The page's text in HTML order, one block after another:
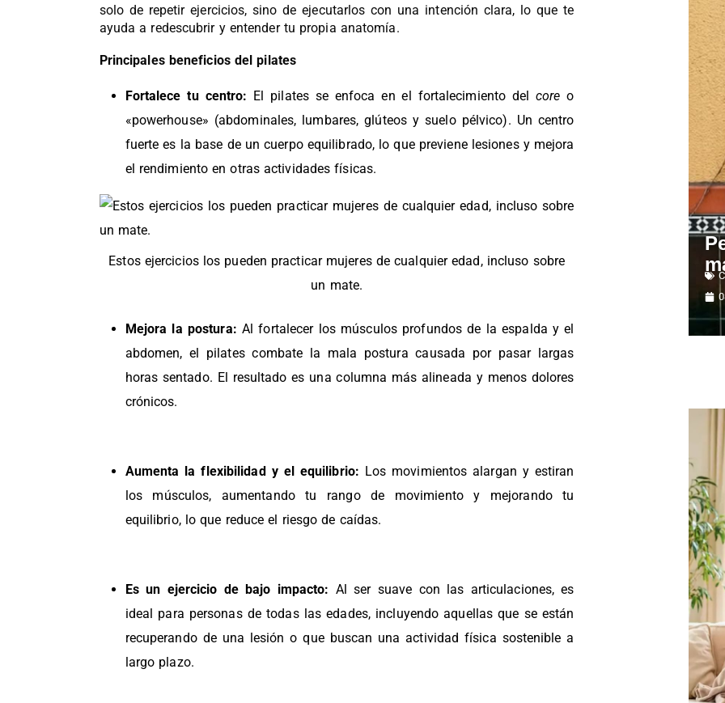
solo de repetir ejercicios, sino de ejecutarlos con una intención clara, lo que te
ayuda a redescubrir y entender tu propia anatomía.
Principales beneficios del pilates
Fortalece tu centro: El pilates se enfoca en el fortalecimiento delcore o
«powerhouse» (abdominales, lumbares, glúteos y suelo pélvico). Un centro
fuerte es la base de un cuerpo equilibrado, lo que previene lesiones y mejora
el rendimiento en otras actividades físicas.
Estos ejercicios los pueden practicar mujeres de cualquier edad, incluso sobre
un mate.
Mejora la postura: Al fortalecer los músculos profundos de la espalda y el
abdomen, el pilates combate la mala postura causada por pasar largas
horas sentado. El resultado es una columna más alineada y menos dolores
crónicos.
Aumenta la flexibilidad y el equilibrio: Los movimientos alargan y estiran
los músculos, aumentando tu rango de movimiento y mejorando tu
equilibrio, lo que reduce el riesgo de caídas.
Es un ejercicio de bajo impacto: Al ser suave con las articulaciones, es
ideal para personas de todas las edades, incluyendo aquellas que se están
recuperando de una lesión o que buscan una actividad física sostenible a
largo plazo.